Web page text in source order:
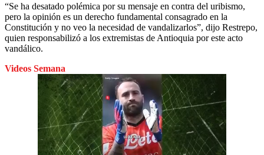
“Se ha desatado polémica por su mensaje en contra del uribismo,
pero la opinión es un derecho fundamental consagrado en la
Constitución y no veo la necesidad de vandalizarlos”, dijo Restrepo,
quien responsabilizó a los extremistas de Antioquia por este acto
vandálico.
Videos Semana